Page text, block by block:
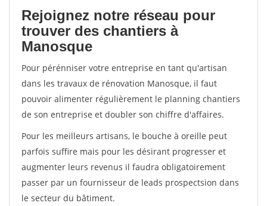
Rejoignez notre réseau pour
trouver des chantiers à
Manosque
Pour pérénniser votre entreprise en tant qu'artisan
dans les travaux de rénovation Manosque, il faut
pouvoir alimenter régulièrement le planning chantiers
de son entreprise et doubler son chiffre d'affaires.
Pour les meilleurs artisans, le bouche à oreille peut
parfois suffire mais pour les désirant progresser et
augmenter leurs revenus il faudra obligatoirement
passer par un fournisseur de leads prospectsion dans
le secteur du bâtiment.